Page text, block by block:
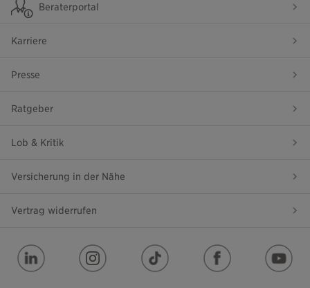
Beraterportal
Karriere
Presse
Ratgeber
Lob & Kritik
Versicherung in der Nähe
Vertrag widerrufen